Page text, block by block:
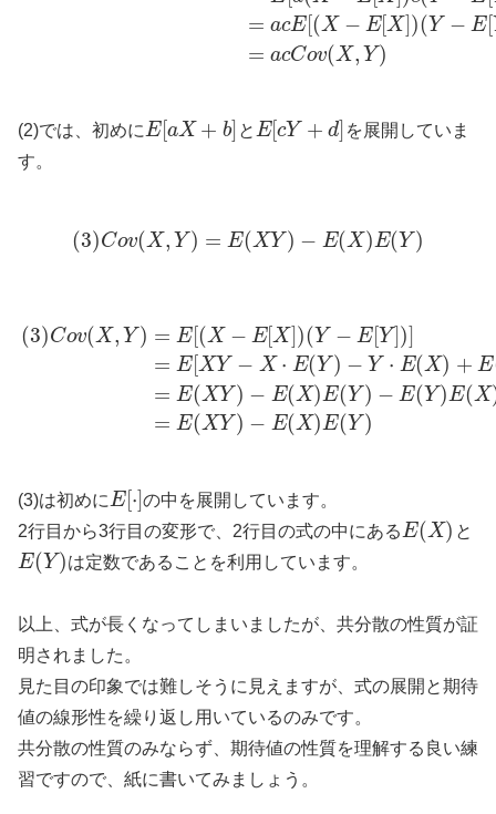
= acE[(X − E[X])(Y − E[
= acCov(X, Y)
(2)では、初めにE[aX + b] とE[cY + d] を展開していま
す。
(3)Cov(X, Y ) = E(XY ) − E(X)E(Y )
(3)Cov(X, Y) = E[(X − E[X])(Y − E[Y])]
= E[XY − X ⋅ E(Y ) − Y ⋅ E(X) + E
= E(XY) − E(X)E(Y) − E(Y)E(X
= E(XY) − E(X)E(Y)
(3)は初めにE[⋅]の中を展開しています。
2行目から3行目の変形で、2行目の式の中にあるE(X) と
E(Y)は定数であることを利用しています。
以上、式が長くなってしまいましたが、共分散の性質が証
明されました。
見た目の印象では難しそうに見えますが、式の展開と期待
値の線形性を繰り返し用いているのみです。
共分散の性質のみならず、期待値の性質を理解する良い練
習ですので、紙に書いてみましょう。